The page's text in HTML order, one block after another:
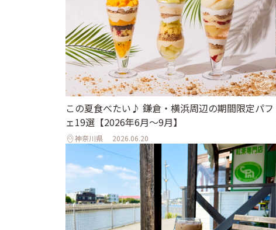
この夏食べたい♪ 鎌倉・横浜周辺の期間限定パフ
ェ19選【2026年6月～9月】
神奈川県 2026.06.20